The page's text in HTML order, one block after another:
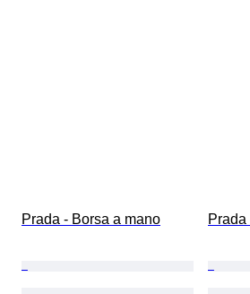
Prada - Borsa a mano